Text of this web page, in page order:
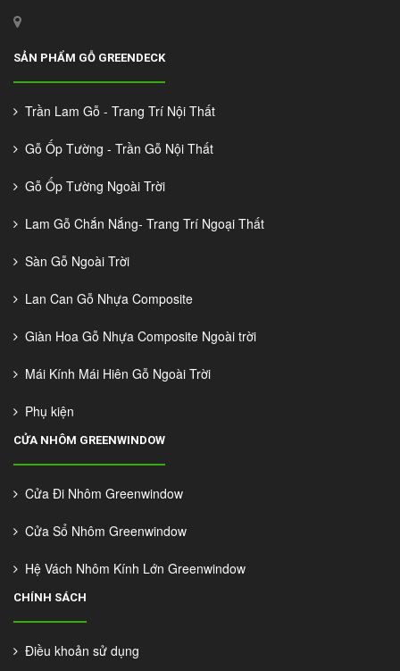
SẢN PHẨM GỖ GREENDECK
Trần Lam Gỗ - Trang Trí Nội Thất
Gỗ Ốp Tường - Trần Gỗ Nội Thất
Gỗ Ốp Tường Ngoài Trời
Lam Gỗ Chắn Nắng- Trang Trí Ngoại Thất
Sàn Gỗ Ngoài Trời
Lan Can Gỗ Nhựa Composite
Giàn Hoa Gỗ Nhựa Composite Ngoài trời
Mái Kính Mái Hiên Gỗ Ngoài Trời
Phụ kiện
CỬA NHÔM GREENWINDOW
Cửa Đi Nhôm Greenwindow
Cửa Sổ Nhôm Greenwindow
Hệ Vách Nhôm Kính Lớn Greenwindow
CHÍNH SÁCH
Điều khoản sử dụng